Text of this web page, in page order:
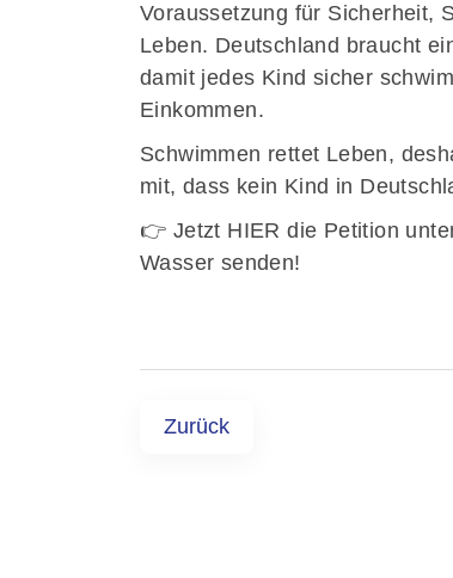
Voraussetzung für Sicherheit,
Leben. Deutschland braucht
damit jedes Kind sicher
Einkommen.
Schwimmen rettet Leben,
mit, dass kein Kind in
👉 Jetzt HIER die Petition
Wasser senden!
Zurück